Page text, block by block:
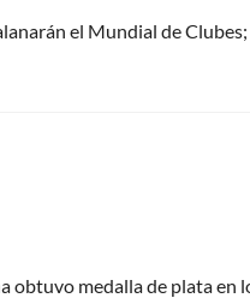
el Mundial de
obtuvo medalla de plata